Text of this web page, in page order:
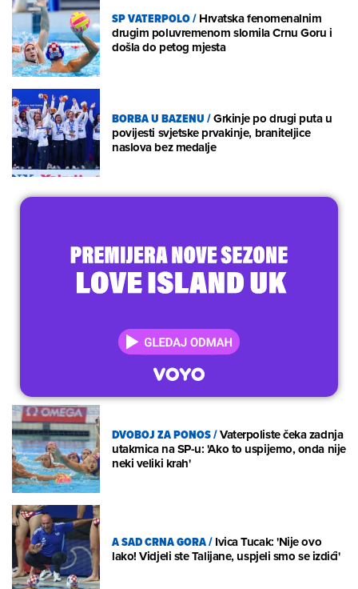
SP VATERPOLO/Hrvatska fenomenalnim
drugim poluvremenom slomila Crnu Goru i
došla do petog mjesta
BORBA U BAZENU/Grkinje po drugi puta u
povijesti svjetske prvakinje, braniteljice
naslova bez medalje
DVOBOJ ZA PONOS/Vaterpoliste čeka zadnja
utakmica na SP-u: 'Ako to uspijemo, onda nije
neki veliki krah'
A SAD CRNA GORA/Ivica Tucak: 'Nije ovo
lako! Vidjeli ste Talijane, uspjeli smo se izdići'